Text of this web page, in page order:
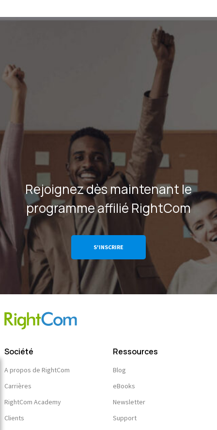
Rejoignez dès maintenant le
programme affilié RightCom
S'INSCRIRE
Société
A propos de RightCom
Carrières
RightCom Academy
Clients
Ressources
Blog
eBooks
Newsletter
Support